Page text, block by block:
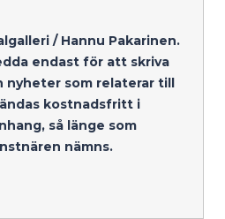
/ Hannu Pakarinen.
endast för att skriva
nyheter som relaterar till
kostnadsfritt i
så länge som
nämns.